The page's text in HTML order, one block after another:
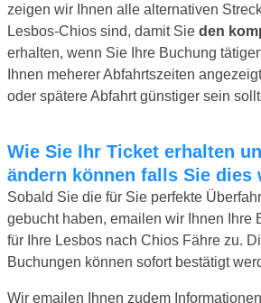
zeigen wir Ihnen alle alternativen
Lesbos-Chios sind, damit Sie den
erhalten, wenn Sie Ihre Buchung
Ihnen meherer Abfahrtszeiten
oder spätere Abfahrt günstiger sein
Wie Sie Ihr Ticket erhalten und wie Sie etwas
ändern können falls Sie dies
Sobald Sie die für Sie perfekte
gebucht haben, emailen wir Ihnen Ihre
für Ihre Lesbos nach Chios Fähre zu.
Buchungen können sofort bestätigt
Wir emailen Ihnen zudem